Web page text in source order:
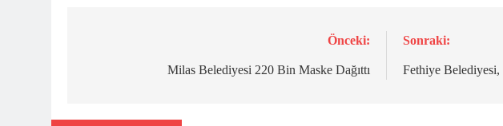
Önceki:
Milas Belediyesi 220 Bin Maske Dağıttı
Sonraki:
Fethiye Belediyesi,